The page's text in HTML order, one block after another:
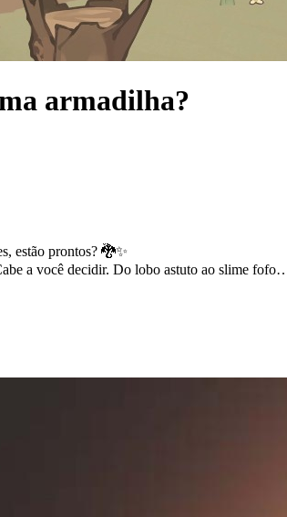
armadilha?
estão prontos? 🐉✨
a você decidir. Do lobo astuto ao slime